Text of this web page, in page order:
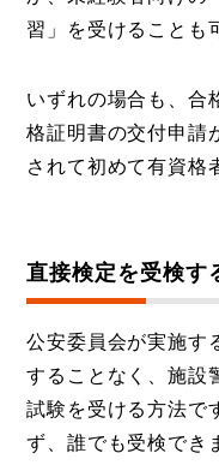
習」を受けることも
いずれの場合も、合
格証明書の交付申請
されて初めて有資格
直接検定を受検す
公安委員会が実施す
することなく、施設
試験を受ける方法で
ず、誰でも受検でき